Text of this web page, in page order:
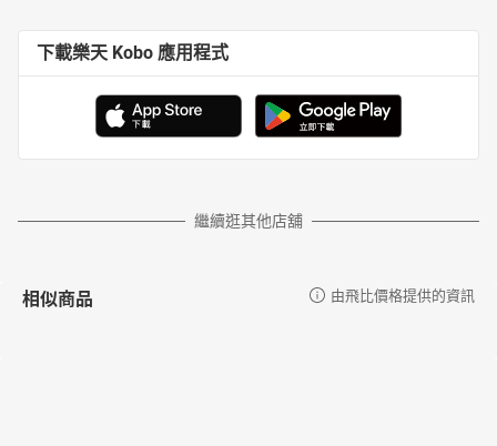
下載樂天 Kobo 應用程式
繼續逛其他店舖
相似商品 由飛比價格提供的資訊